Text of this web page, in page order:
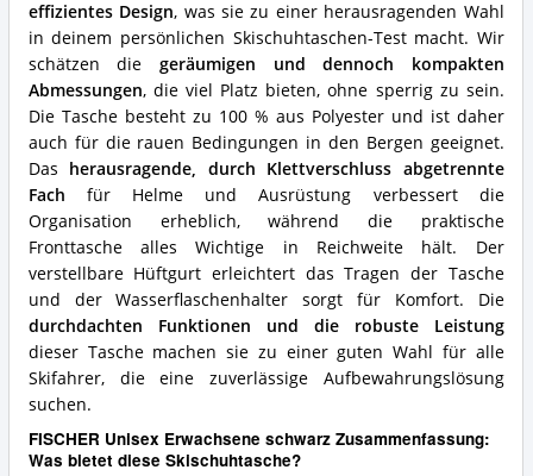
effizientes Design, was sie zu einer herausragenden Wahl
in deinem persönlichen Skischuhtaschen-Test macht. Wir
schätzen die geräumigen und dennoch kompakten
Abmessungen, die viel Platz bieten, ohne sperrig zu sein.
Die Tasche besteht zu 100 % aus Polyester und ist daher
auch für die rauen Bedingungen in den Bergen geeignet.
Das herausragende, durch Klettverschluss abgetrennte
Fach für Helme und Ausrüstung verbessert die
Organisation erheblich, während die praktische
Fronttasche alles Wichtige in Reichweite hält. Der
verstellbare Hüftgurt erleichtert das Tragen der Tasche
und der Wasserflaschenhalter sorgt für Komfort. Die
durchdachten Funktionen und die robuste Leistung
dieser Tasche machen sie zu einer guten Wahl für alle
Skifahrer, die eine zuverlässige Aufbewahrungslösung
suchen.
FISCHER Unisex Erwachsene schwarz Zusammenfassung:
Was bietet diese Skischuhtasche?